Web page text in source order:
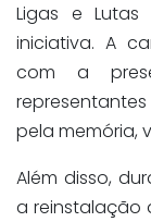
Ligas e
iniciativa. A
com a
pela memória,
Além disso,
a reinstalação